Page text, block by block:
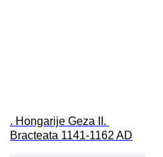
. Hongarije Geza II.
Bracteata 1141-1162 AD